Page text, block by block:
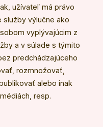
užívateľ má právo
služby výlučne ako
vyplývajúcim z
a v súlade s týmito
predchádzajúceho
rozmnožovať,
alebo inak
resp.